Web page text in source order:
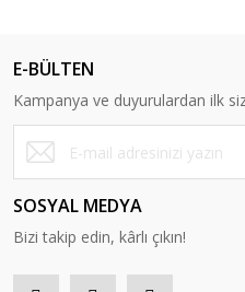
E-BÜLTEN
Kampanya ve duyurulardan ilk
SOSYAL MEDYA
Bizi takip edin, kârlı çıkın!